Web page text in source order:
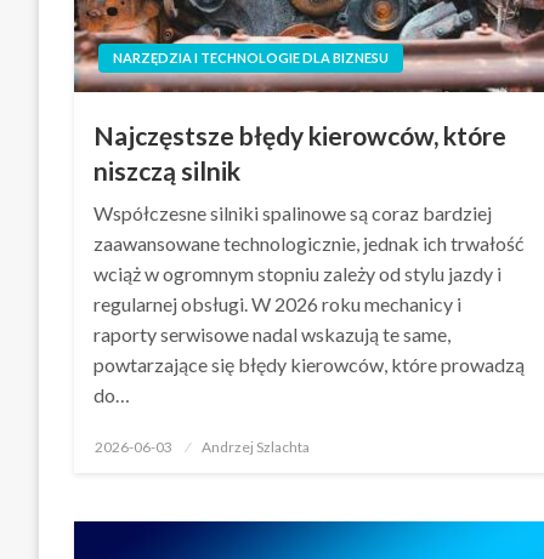
NARZĘDZIA I TECHNOLOGIE DLA BIZNESU
Najczęstsze błędy kierowców, które
niszczą silnik
Współczesne silniki spalinowe są coraz bardziej
zaawansowane technologicznie, jednak ich trwałość
wciąż w ogromnym stopniu zależy od stylu jazdy i
regularnej obsługi. W 2026 roku mechanicy i
raporty serwisowe nadal wskazują te same,
powtarzające się błędy kierowców, które prowadzą
do…
Opublikowane
2026-06-03 Andrzej Szlachta